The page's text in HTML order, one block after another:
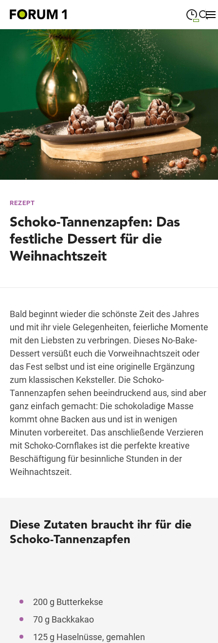
Suche schließen
Montag
MONTAG
Dienstag
DIENSTAG 09:00
Mittwoch
MITTWOCH 09:00
Donnerstag
DONNERSTAG 09:00—19:00
Freitag
FREITAG 09:00—19:00
Samstag
SAMSTAG 09:00—18:00
Wegbeschreibung
REZEPT
Schoko-Tannenzapfen: Das
festliche Dessert für die
Weihnachtszeit
Bald beginnt wieder die schönste Zeit des Jahres
und mit ihr viele Gelegenheiten, feierliche Momente
mit den Liebsten zu verbringen. Dieses No-Bake-
Dessert versüßt euch die Vorweihnachtszeit oder
das Fest selbst und ist eine originelle Ergänzung
zum klassischen Keksteller. Die Schoko-
Tannenzapfen sehen beeindruckend aus, sind aber
ganz einfach gemacht: Die schokoladige Masse
kommt ohne Backen aus und ist in wenigen
Minuten vorbereitet. Das anschließende Verzieren
mit Schoko-Cornflakes ist die perfekte kreative
Beschäftigung für besinnliche Stunden in der
Weihnachtszeit.
Diese Zutaten braucht ihr für die
Schoko-Tannenzapfen
200 g Butterkekse
70 g Backkakao
125 g Haselnüsse, gemahlen